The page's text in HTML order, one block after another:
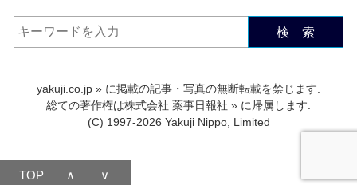
検 索
yakuji.co.jp » に掲載の記事・写真の無断転載を禁じます.
総ての著作権は株式会社 薬事日報社 » に帰属します.
(C) 1997-2026 Yakuji Nippo, Limited
TOP ∧ ∨